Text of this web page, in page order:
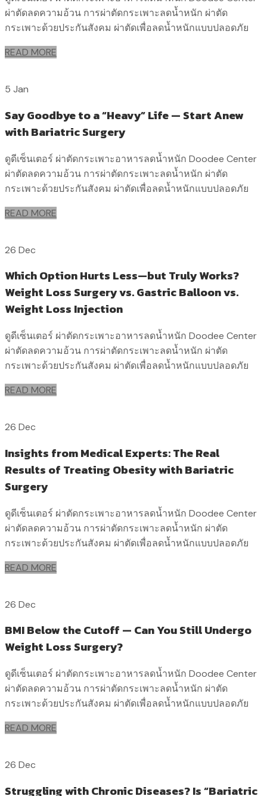
ผ่าตัดลดความอ้วน การผ่าตัดกระเพาะลดน้ำหนัก ผ่าตัด
กระเพาะด้วยประกันสังคม ผ่าตัดเพื่อลดน้ำหนักแบบปลอดภัย
READ MORE
5 Jan
Say Goodbye to a “Heavy” Life — Start Anew
with Bariatric Surgery
ดูดีเซ็นเตอร์ ผ่าตัดกระเพาะอาหารลดน้ำหนัก Doodee Center
ผ่าตัดลดความอ้วน การผ่าตัดกระเพาะลดน้ำหนัก ผ่าตัด
กระเพาะด้วยประกันสังคม ผ่าตัดเพื่อลดน้ำหนักแบบปลอดภัย
READ MORE
26 Dec
Which Option Hurts Less—but Truly Works?
Weight Loss Surgery vs. Gastric Balloon vs.
Weight Loss Injection
ดูดีเซ็นเตอร์ ผ่าตัดกระเพาะอาหารลดน้ำหนัก Doodee Center
ผ่าตัดลดความอ้วน การผ่าตัดกระเพาะลดน้ำหนัก ผ่าตัด
กระเพาะด้วยประกันสังคม ผ่าตัดเพื่อลดน้ำหนักแบบปลอดภัย
READ MORE
26 Dec
Insights from Medical Experts: The Real
Results of Treating Obesity with Bariatric
Surgery
ดูดีเซ็นเตอร์ ผ่าตัดกระเพาะอาหารลดน้ำหนัก Doodee Center
ผ่าตัดลดความอ้วน การผ่าตัดกระเพาะลดน้ำหนัก ผ่าตัด
กระเพาะด้วยประกันสังคม ผ่าตัดเพื่อลดน้ำหนักแบบปลอดภัย
READ MORE
26 Dec
BMI Below the Cutoff — Can You Still Undergo
Weight Loss Surgery?
ดูดีเซ็นเตอร์ ผ่าตัดกระเพาะอาหารลดน้ำหนัก Doodee Center
ผ่าตัดลดความอ้วน การผ่าตัดกระเพาะลดน้ำหนัก ผ่าตัด
กระเพาะด้วยประกันสังคม ผ่าตัดเพื่อลดน้ำหนักแบบปลอดภัย
READ MORE
26 Dec
Struggling with Chronic Diseases? Is “Bariatric